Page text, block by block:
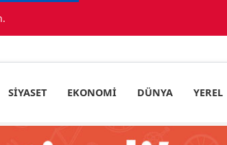
SIYASET EKONOMI DÜNYA YEREL